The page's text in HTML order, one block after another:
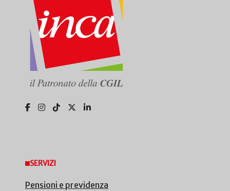
SERVIZI
Pensioni e previdenza